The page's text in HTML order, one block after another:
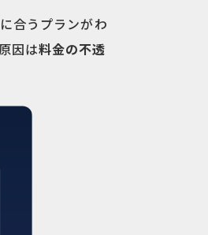
合うプランがわ
因は料金の不透